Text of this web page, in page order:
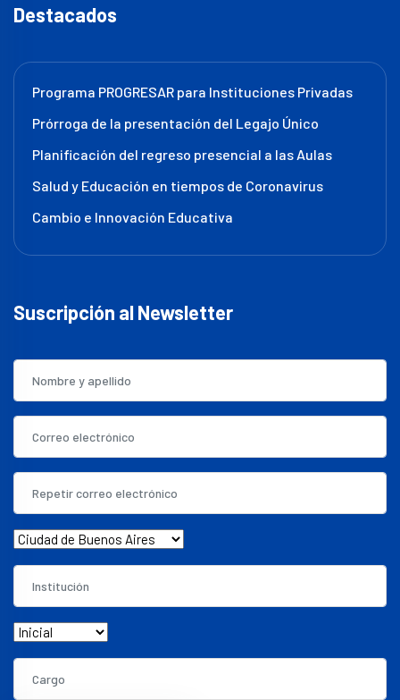
Destacados
Programa PROGRESAR para Instituciones Privadas
Prórroga de la presentación del Legajo Único
Planificación del regreso presencial a las Aulas
Salud y Educación en tiempos de Coronavirus
Cambio e Innovación Educativa
Suscripción al Newsletter